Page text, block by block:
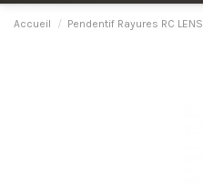
Accueil Pendentif Rayures RC LENS